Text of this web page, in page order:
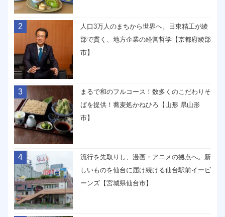
2
人口3万人のまちから世界へ。日東精工が綾
部で貫く、地方企業の経営哲学【京都府綾部
市】
3
まるで和のフルコース！数多くのこだわりそ
ばを提供！蕎麦処かねひろ【山形 県山形
市】
4
流行を先取りし、漫画・アニメの拠点へ。新
しいものを仙台に届け続ける仙台駅前イービ
ーンズ【宮城県仙台市】